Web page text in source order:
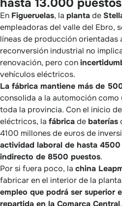
En Figueruelas, la plantade
empleadoras del valle del Ebro,
líneas de producción orientadas
reconversión industrial no
renovación, pero con
vehículos eléctricos.
La fábrica mantiene más de
consolida a la automoción
toda la provincia. Con el inicio
eléctricos, la fábricadebaterías
4100 millones de euros de
actividad laboral de hasta
indirecto de 8500 puestos.
Por si fuera poco, la china
fabricar en el interior de la
empleo que podrá ser superior
repartida en la Comarca Central,